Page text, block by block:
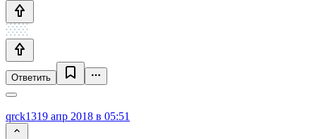
Ответить
qrck1319 апр 2018 в 05:51